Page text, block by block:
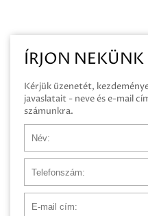
ÍRJON NEKÜNK
Kérjük üzenetét,
javaslatait - neve és e-mail
számunkra.